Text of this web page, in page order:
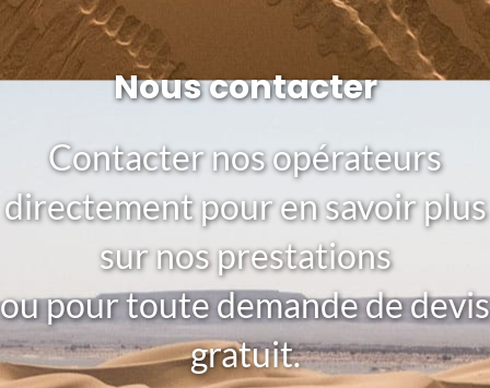
Nous contacter
Contacter nos opérateurs
directement pour en savoir plus
sur nos prestations
ou pour toute demande de devis
gratuit.